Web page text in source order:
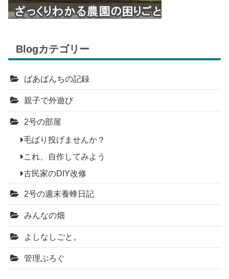
Blogカテゴリー
ばあばんちの記録
親子で外遊び
2号の部屋
毛ばり投げませんか？
これ、自作してみよう
古民家のDIY改修
2号の週末養蜂日記
みんなの畑
よしなしごと。
管理ぶろぐ